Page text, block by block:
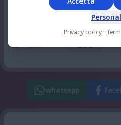
UV 0
23
41%
UV 0
whatsapp
Privacy policy ·